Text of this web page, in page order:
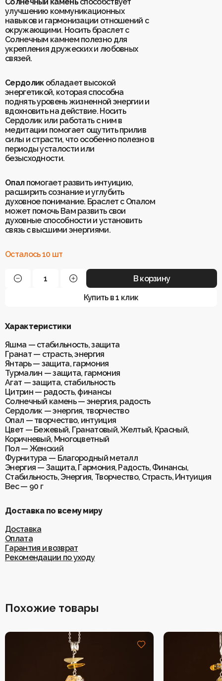
улучшению коммуникационных
навыков и гармонизации отношений с
окружающими. Носить браслет с
Солнечным камнем полезно для
укрепления дружеских и любовных
связей.
Сердоликобладает высокой
энергетикой, которая способна
поднять уровень жизненной энергии и
вдохновить на действие. Носить
Сердолик или работать с ним в
медитации помогает ощутить прилив
силы и страсти, что особенно полезно в
периоды усталости или
безысходности.
Опалпомогает развить интуицию,
расширить сознание и углубить
духовное понимание. Браслет с Опалом
может помочь Вам развить свои
духовные способности и установить
связь с высшими энергиями.
Осталось 10 шт
В корзину
Купить в 1 клик
Характеристики
Яшма — стабильность, защита
Гранат — страсть, энергия
Янтарь — защита, гармония
Турмалин — защита, гармония
Агат — защита, стабильность
Цитрин — радость, финансы
Солнечный камень — энергия, радость
Сердолик — энергия, творчество
Опал — творчество, интуиция
Цвет — Бежевый, Гранатовый, Желтый, Красный,
Коричневый, Многоцветный
Пол — Женский
Фурнитура — Благородный металл
Энергия — Защита, Гармония, Радость, Финансы,
Стабильность, Энергия, Творчество, Страсть, Интуиция
Вес — 90 г
Доставка по всему миру
Доставка
Оплата
Гарантия и возврат
Рекомендации по уходу
Похожие товары